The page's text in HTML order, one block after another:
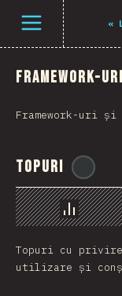
Deschide meniu «
Framework-
Framework-uri
Topuri
Grafic
Topuri cu
utilizare și
Navigated to The